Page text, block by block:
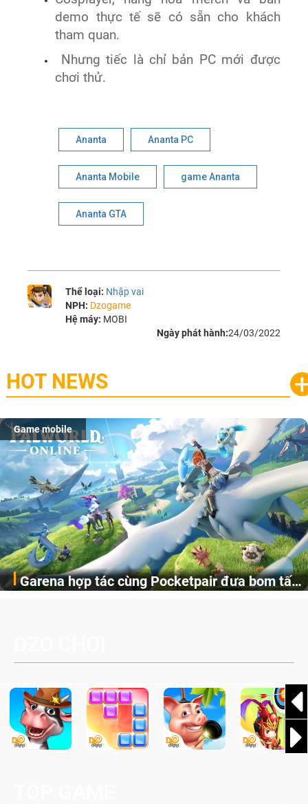
demo thực tế sẽ có sẵn cho khách
tham quan.
Nhưng tiếc là chỉ bản PC mới được
chơi thử.
Ananta Ananta PC
Ananta Mobile game Ananta
Ananta GTA
Thể loại: Nhập vai
NPH: Dzogame
Hệ máy: MOBI
Ngày phát hành:24/03/2022
HOT NEWS
Game mobile
Garena hợp tác cùng Pocketpair đưa bom tấn